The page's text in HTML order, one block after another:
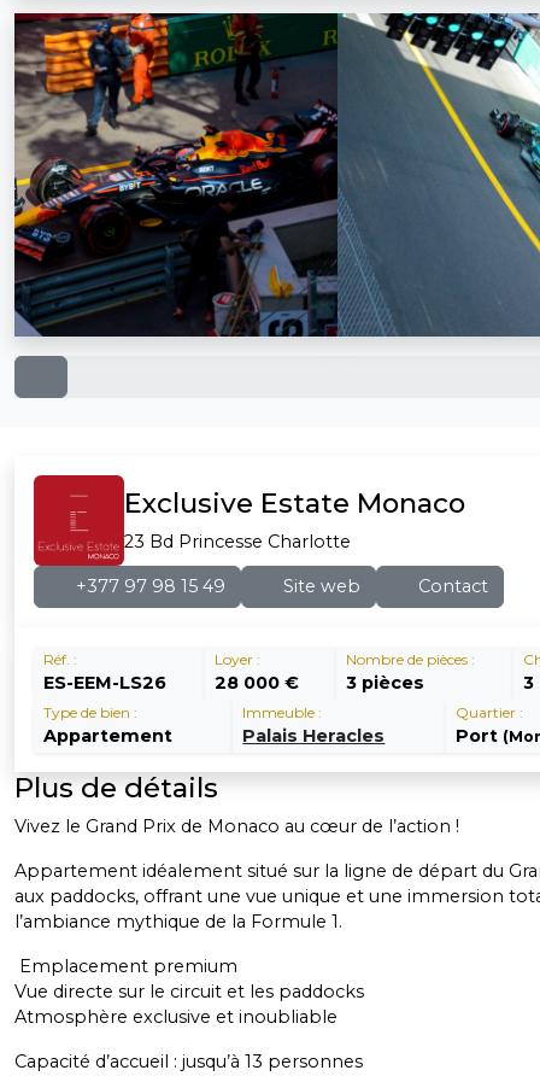
Exclusive Estate Monaco
23 Bd Princesse Charlotte
+377 97 98 15 49 Site web Contact
Réf. :
ES-EEM-LS26
Loyer :
28 000 €
Nombre de pièces :
3 pièces 3
Type de bien :
Appartement
Immeuble :
Palais Heracles
Quartier :
Port
Plus de détails
Vivez le Grand Prix de Monaco au cœur de l’action !
Appartement idéalement situé sur la ligne de départ du
aux paddocks, offrant une vue unique et une immersion
l’ambiance mythique de la Formule 1.
Emplacement premium
Vue directe sur le circuit et les paddocks
Atmosphère exclusive et inoubliable
Capacité d’accueil : jusqu’à 13 personnes